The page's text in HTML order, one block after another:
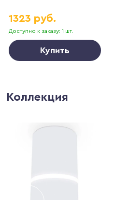
Доступно к заказу: 1 шт.
1323 руб.
Купить
Коллекция